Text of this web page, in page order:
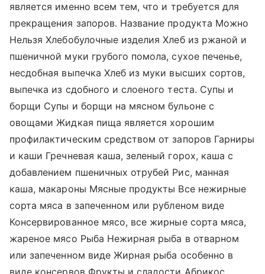
является именно всем тем, что и требуется для
прекращения запоров. Название продукта Можно
Нельзя Хлебобулочные изделия Хлеб из ржаной и
пшеничной муки грубого помола, сухое печенье,
несдобная выпечка Хлеб из муки высших сортов,
выпечка из сдобного и слоеного теста. Супы и
борщи Супы и борщи на мясном бульоне с
овощами Жидкая пища является хорошим
профилактическим средством от запоров Гарниры
и каши Гречневая каша, зеленый горох, каша с
добавлением пшеничных отрубей Рис, манная
каша, макароны Мясные продукты Все нежирные
сорта мяса в запеченном или рубленом виде
Консервированное мясо, все жирные сорта мяса,
жареное мясо Рыба Нежирная рыба в отварном
или запеченном виде Жирная рыба особенно в
виде консервов Фрукты и сладости Абрикос,